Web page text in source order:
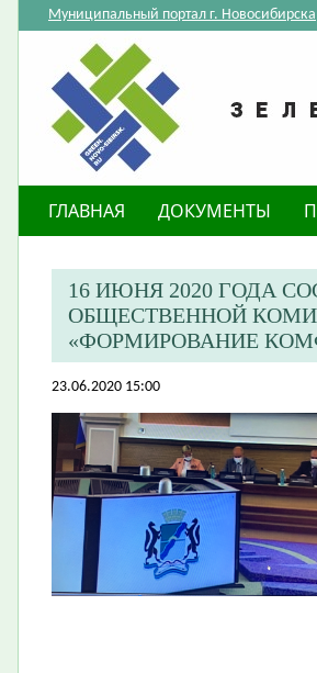
Муниципальный портал г. Новосибирска
ГЛАВНАЯ ДОКУМЕНТЫ
​16 ИЮНЯ 2020 ГОДА
ОБЩЕСТВЕННОЙ
«ФОРМИРОВАНИЕ
23.06.2020 15:00